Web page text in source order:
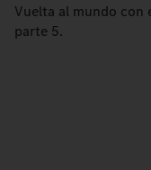
Vuelta al mundo con
parte 5.